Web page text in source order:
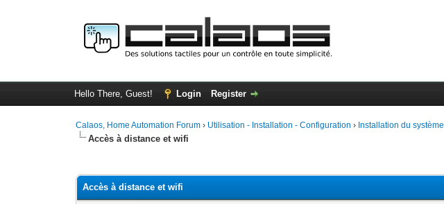
Hello There, Guest! Login Register
Calaos, Home Automation Forum › Utilisation - Installation - Configuration › Installation du système
Accès à distance et wifi
Accès à distance et wifi